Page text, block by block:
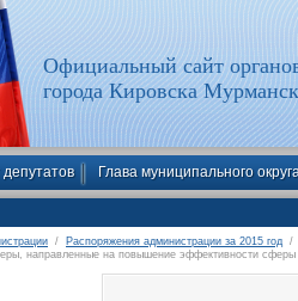
Официальный сайт
города Кировска
Глава муниципального
/ Распоряжения администрации за 2015 год /
направленные на повышение эффективности сферы